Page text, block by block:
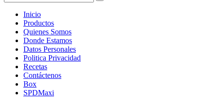
Inicio
Productos
Quienes Somos
Donde Estamos
Datos Personales
Politica Privacidad
Recetas
Contáctenos
Box
SPDMaxi